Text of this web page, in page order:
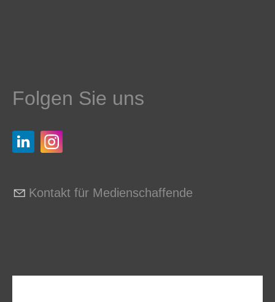
Folgen Sie uns
Kontakt für Medienschaffende